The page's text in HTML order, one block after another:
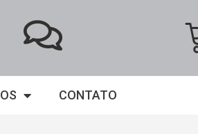
CONTATO